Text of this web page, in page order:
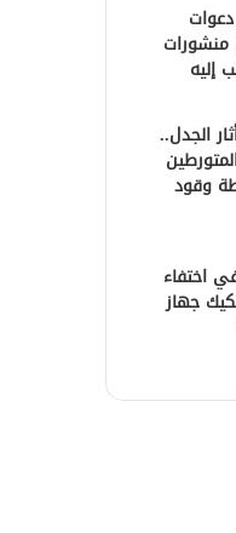
دعوات
منشورات
إليه
الجدل..
وقود
اختفاء
جهاز